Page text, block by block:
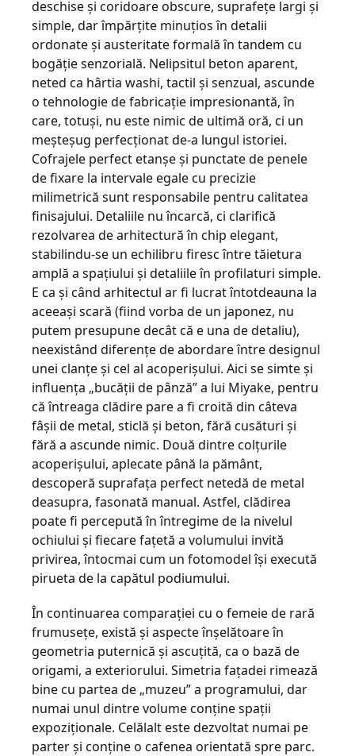
deschise şi coridoare obscure, suprafeţe largi şi
simple, dar împărţite minuţios în detalii
ordonate şi austeritate formală în tandem cu
bogăţie senzorială. Nelipsitul beton aparent,
neted ca hârtia washi, tactil şi senzual, ascunde
o tehnologie de fabricaţie impresionantă, în
care, totuşi, nu este nimic de ultimă oră, ci un
meşteşug perfecţionat de-a lungul istoriei.
Cofrajele perfect etanşe şi punctate de penele
de fixare la intervale egale cu precizie
milimetrică sunt responsabile pentru calitatea
finisajului. Detaliile nu încarcă, ci clarifică
rezolvarea de arhitectură în chip elegant,
stabilindu-se un echilibru firesc între tăietura
amplă a spaţiului şi detaliile în profilaturi simple.
E ca şi când arhitectul ar fi lucrat întotdeauna la
aceeaşi scară (fiind vorba de un japonez, nu
putem presupune decât că e una de detaliu),
neexistând diferenţe de abordare între designul
unei clanţe şi cel al acoperişului. Aici se simte şi
influenţa „bucăţii de pânză” a lui Miyake, pentru
că întreaga clădire pare a fi croită din câteva
fâşii de metal, sticlă şi beton, fără cusături şi
fără a ascunde nimic. Două dintre colţurile
acoperişului, aplecate până la pământ,
descoperă suprafaţa perfect netedă de metal
deasupra, fasonată manual. Astfel, clădirea
poate fi percepută în întregime de la nivelul
ochiului şi fiecare faţetă a volumului invită
privirea, întocmai cum un fotomodel îşi execută
pirueta de la capătul podiumului.
În continuarea comparaţiei cu o femeie de rară
frumuseţe, există şi aspecte înşelătoare în
geometria puternică şi ascuţită, ca o bază de
origami, a exteriorului. Simetria faţadei rimează
bine cu partea de „muzeu” a programului, dar
numai unul dintre volume conţine spaţii
expoziţionale. Celălalt este dezvoltat numai pe
parter şi conţine o cafenea orientată spre parc.